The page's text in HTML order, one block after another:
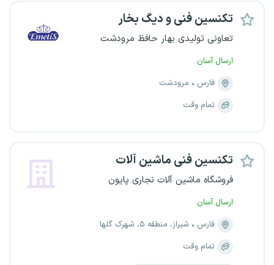
تکنسین فنی و دیگ بخار
تعاونی تولیدی بهار حافظ مرودشت
ارسال آسان
فارس
مرودشت
تمام وقت
تکنسین فنی ماشین آلات
فروشگاه ماشین آلات نجاری پایون
ارسال آسان
فارس
شیراز، منطقه ۵، شهرک گلها
تمام وقت